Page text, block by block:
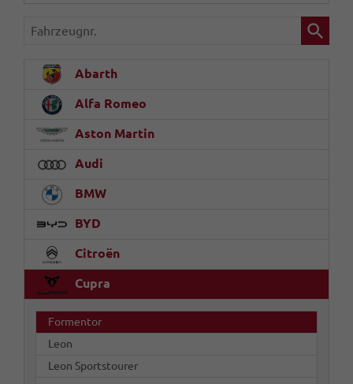
Fahrzeugnr.
Abarth
Alfa Romeo
Aston Martin
Audi
BMW
BYD
Citroën
Cupra
Formentor
Leon
Leon Sportstourer